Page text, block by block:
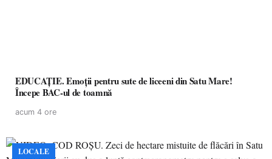
EDUCAȚIE. Emoții pentru sute de liceeni din Satu Mare!
Începe BAC-ul de toamnă
acum 4 ore
LOCALE